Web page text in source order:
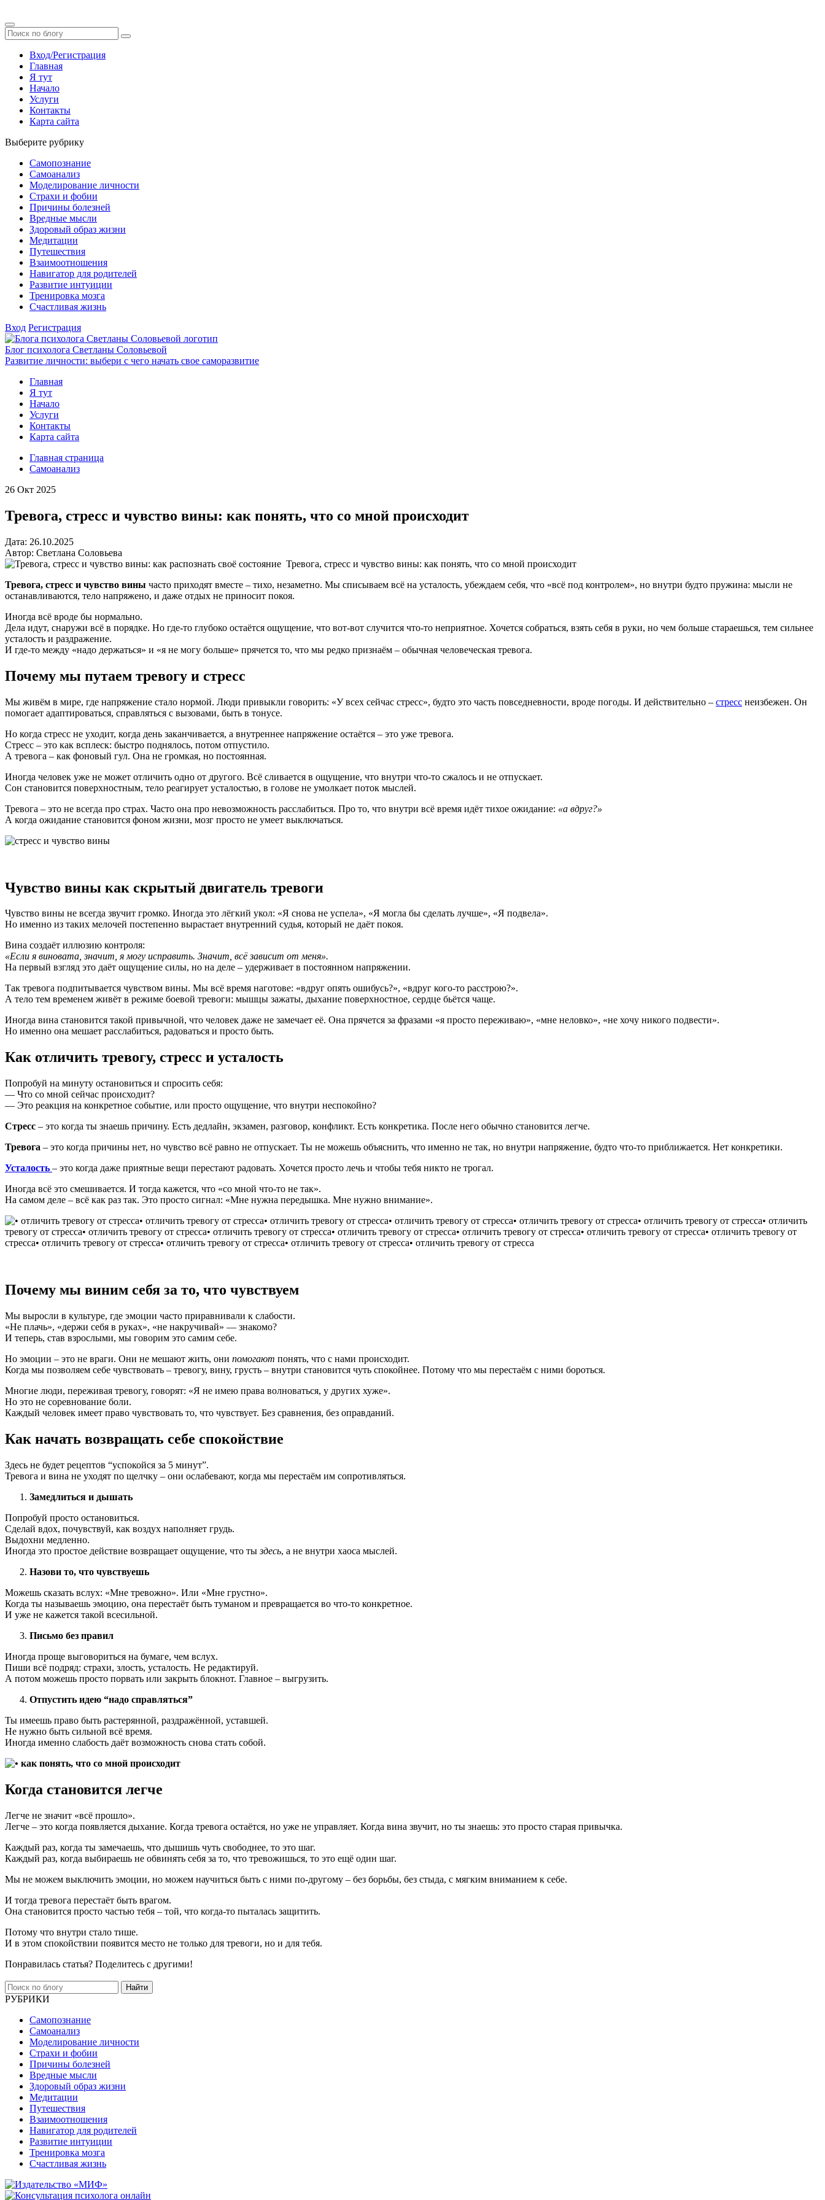
Вход/Регистрация
Главная
Я тут
Начало
Услуги
Контакты
Карта сайта
Выберите рубрику
Самопознание
Самоанализ
Моделирование личности
Страхи и фобии
Причины болезней
Вредные мысли
Здоровый образ жизни
Медитации
Путешествия
Взаимоотношения
Навигатор для родителей
Развитие интуиции
Тренировка мозга
Счастливая жизнь
Вход Регистрация
Блог психолога Светланы Соловьевой
Развитие личности: выбери с чего начать свое саморазвитие
Главная
Я тут
Начало
Услуги
Контакты
Карта сайта
Главная страница
Самоанализ
26 Окт 2025
Тревога, стресс и чувство вины: как понять, что со мной происходит
Дата: 26.10.2025
Автор: Светлана Соловьева
Тревога, стресс и чувство вины: как понять, что со мной происходит
Тревога, стресс и чувство вины часто приходят вместе – тихо, незаметно. Мы списываем всё на усталость, убеждаем себя, что «всё под контролем», но внутри будто пружина: мысли не
останавливаются, тело напряжено, и даже отдых не приносит покоя.
Иногда всё вроде бы нормально.
Дела идут, снаружи всё в порядке. Но где-то глубоко остаётся ощущение, что вот-вот случится что-то неприятное. Хочется собраться, взять себя в руки, но чем больше стараешься, тем сильнее
усталость и раздражение.
И где-то между «надо держаться» и «я не могу больше» прячется то, что мы редко признаём – обычная человеческая тревога.
Почему мы путаем тревогу и стресс
Мы живём в мире, где напряжение стало нормой. Люди привыкли говорить: «У всех сейчас стресс», будто это часть повседневности, вроде погоды. И действительно – стресс неизбежен. Он
помогает адаптироваться, справляться с вызовами, быть в тонусе.
Но когда стресс не уходит, когда день заканчивается, а внутреннее напряжение остаётся – это уже тревога.
Стресс – это как всплеск: быстро поднялось, потом отпустило.
А тревога – как фоновый гул. Она не громкая, но постоянная.
Иногда человек уже не может отличить одно от другого. Всё сливается в ощущение, что внутри что-то сжалось и не отпускает.
Сон становится поверхностным, тело реагирует усталостью, в голове не умолкает поток мыслей.
Тревога – это не всегда про страх. Часто она про невозможность расслабиться. Про то, что внутри всё время идёт тихое ожидание: «а вдруг?»
А когда ожидание становится фоном жизни, мозг просто не умеет выключаться.
Чувство вины как скрытый двигатель тревоги
Чувство вины не всегда звучит громко. Иногда это лёгкий укол: «Я снова не успела», «Я могла бы сделать лучше», «Я подвела».
Но именно из таких мелочей постепенно вырастает внутренний судья, который не даёт покоя.
Вина создаёт иллюзию контроля:
«Если я виновата, значит, я могу исправить. Значит, всё зависит от меня».
На первый взгляд это даёт ощущение силы, но на деле – удерживает в постоянном напряжении.
Так тревога подпитывается чувством вины. Мы всё время наготове: «вдруг опять ошибусь?», «вдруг кого-то расстрою?».
А тело тем временем живёт в режиме боевой тревоги: мышцы зажаты, дыхание поверхностное, сердце бьётся чаще.
Иногда вина становится такой привычной, что человек даже не замечает её. Она прячется за фразами «я просто переживаю», «мне неловко», «не хочу никого подвести».
Но именно она мешает расслабиться, радоваться и просто быть.
Как отличить тревогу, стресс и усталость
Попробуй на минуту остановиться и спросить себя:
— Что со мной сейчас происходит?
— Это реакция на конкретное событие, или просто ощущение, что внутри неспокойно?
Стресс – это когда ты знаешь причину. Есть дедлайн, экзамен, разговор, конфликт. Есть конкретика. После него обычно становится легче.
Тревога – это когда причины нет, но чувство всё равно не отпускает. Ты не можешь объяснить, что именно не так, но внутри напряжение, будто что-то приближается. Нет конкретики.
Усталость – это когда даже приятные вещи перестают радовать. Хочется просто лечь и чтобы тебя никто не трогал.
Иногда всё это смешивается. И тогда кажется, что «со мной что-то не так».
На самом деле – всё как раз так. Это просто сигнал: «Мне нужна передышка. Мне нужно внимание».
Почему мы виним себя за то, что чувствуем
Мы выросли в культуре, где эмоции часто приравнивали к слабости.
«Не плачь», «держи себя в руках», «не накручивай» — знакомо?
И теперь, став взрослыми, мы говорим это самим себе.
Но эмоции – это не враги. Они не мешают жить, они помогают понять, что с нами происходит.
Когда мы позволяем себе чувствовать – тревогу, вину, грусть – внутри становится чуть спокойнее. Потому что мы перестаём с ними бороться.
Многие люди, переживая тревогу, говорят: «Я не имею права волноваться, у других хуже».
Но это не соревнование боли.
Каждый человек имеет право чувствовать то, что чувствует. Без сравнения, без оправданий.
Как начать возвращать себе спокойствие
Здесь не будет рецептов “успокойся за 5 минут”.
Тревога и вина не уходят по щелчку – они ослабевают, когда мы перестаём им сопротивляться.
Замедлиться и дышать
Попробуй просто остановиться.
Сделай вдох, почувствуй, как воздух наполняет грудь.
Выдохни медленно.
Иногда это простое действие возвращает ощущение, что тыздесь, а не внутри хаоса мыслей.
Назови то, что чувствуешь
Можешь сказать вслух: «Мне тревожно». Или «Мне грустно».
Когда ты называешь эмоцию, она перестаёт быть туманом и превращается во что-то конкретное.
И уже не кажется такой всесильной.
Письмо без правил
Иногда проще выговориться на бумаге, чем вслух.
Пиши всё подряд: страхи, злость, усталость. Не редактируй.
А потом можешь просто порвать или закрыть блокнот. Главное – выгрузить.
Отпустить идею “надо справляться”
Ты имеешь право быть растерянной, раздражённой, уставшей.
Не нужно быть сильной всё время.
Иногда именно слабость даёт возможность снова стать собой.
Когда становится легче
Легче не значит «всё прошло».
Легче – это когда появляется дыхание. Когда тревога остаётся, но уже не управляет. Когда вина звучит, но ты знаешь: это просто старая привычка.
Каждый раз, когда ты замечаешь, что дышишь чуть свободнее, то это шаг.
Каждый раз, когда выбираешь не обвинять себя за то, что тревожишься, то это ещё один шаг.
Мы не можем выключить эмоции, но можем научиться быть с ними по-другому – без борьбы, без стыда, с мягким вниманием к себе.
И тогда тревога перестаёт быть врагом.
Она становится просто частью тебя – той, что когда-то пыталась защитить.
Потому что внутри стало тише.
И в этом спокойствии появится место не только для тревоги, но и для тебя.
Понравилась статья? Поделитесь с другими!
Найти
РУБРИКИ
Самопознание
Самоанализ
Моделирование личности
Страхи и фобии
Причины болезней
Вредные мысли
Здоровый образ жизни
Медитации
Путешествия
Взаимоотношения
Навигатор для родителей
Развитие интуиции
Тренировка мозга
Счастливая жизнь